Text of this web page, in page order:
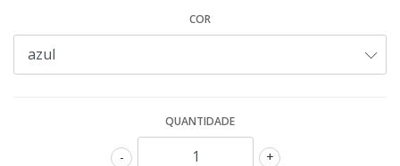
COR
QUANTIDADE
+
-